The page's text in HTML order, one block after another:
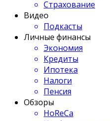
Страхование
Видео
Подкасты
Личные финансы
Экономия
Кредиты
Ипотека
Налоги
Пенсия
Обзоры
HoReCa